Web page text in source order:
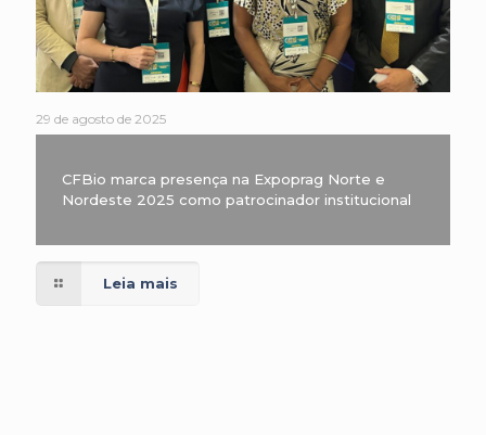
29 de agosto de 2025
CFBio marca presença na Expoprag Norte e
Nordeste 2025 como patrocinador institucional
Leia mais